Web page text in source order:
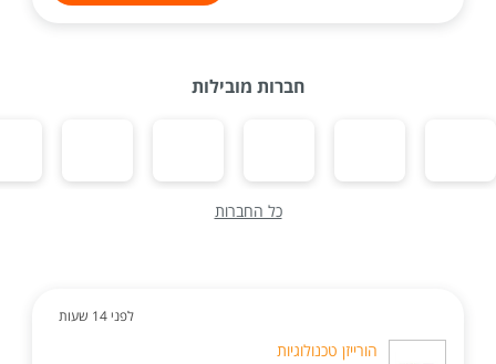
חברות מובילות
כל החברות
לפני 14 שעות
הורייזן טכנולוגיות